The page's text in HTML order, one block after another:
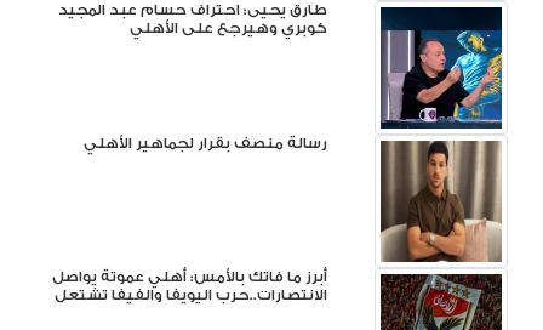
طارق يحيى: احتراف حسام عبد المجيد
كوبري وهيرجع على الأهلي
رسالة منصف بقرار لجماهير الأهلي
أبرز ما فاتك بالأمس: أهلي عموتة يواصل
الانتصارات..حرب اليويفا والفيفا تشتعل